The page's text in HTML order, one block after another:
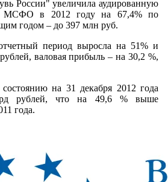
России" увеличила аудированную
МСФО в 2012 году на 67,4% по
годом – до 397 млн руб.
период выросла на 51% и
валовая прибыль – на 30,2 %,
на 31 декабря 2012 года
рублей, что на 49,6 % выше
года.